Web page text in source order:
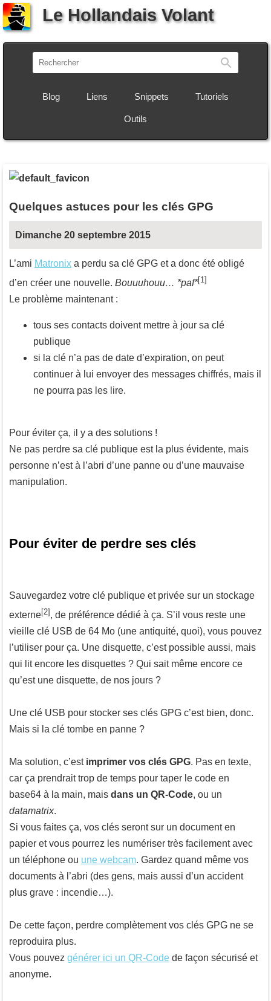
Le Hollandais Volant
Blog Liens Snippets Tutoriels
Outils
Quelques astuces pour les clés GPG
Dimanche 20 septembre 2015
L’ami Matronix a perdu sa clé GPG et a donc été obligé
d’en créer une nouvelle. Bouuuhouu… *paf*[1]
Le problème maintenant :
tous ses contacts doivent mettre à jour sa clé
publique
si la clé n’a pas de date d’expiration, on peut
continuer à lui envoyer des messages chiffrés, mais il
ne pourra pas les lire.
Pour éviter ça, il y a des solutions !
Ne pas perdre sa clé publique est la plus évidente, mais
personne n’est à l’abri d’une panne ou d’une mauvaise
manipulation.
Pour éviter de perdre ses clés
Sauvegardez votre clé publique et privée sur un stockage
externe[2] , de préférence dédié à ça. S’il vous reste une
vieille clé USB de 64 Mo (une antiquité, quoi), vous pouvez
l’utiliser pour ça. Une disquette, c’est possible aussi, mais
qui lit encore les disquettes ? Qui sait même encore ce
qu’est une disquette, de nos jours ?
Une clé USB pour stocker ses clés GPG c’est bien, donc.
Mais si la clé tombe en panne ?
Ma solution, c’est imprimer vos clés GPG. Pas en texte,
car ça prendrait trop de temps pour taper le code en
base64 à la main, mais dans un QR-Code, ou un
datamatrix.
Si vous faites ça, vos clés seront sur un document en
papier et vous pourrez les numériser très facilement avec
un téléphone ou une webcam. Gardez quand même vos
documents à l’abri (des gens, mais aussi d’un accident
plus grave : incendie…).
De cette façon, perdre complètement vos clés GPG ne se
reproduira plus.
Vous pouvez générer ici un QR-Code de façon sécurisé et
anonyme.